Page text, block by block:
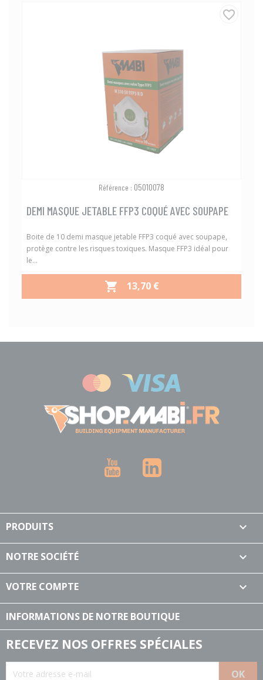
Référence : 05010078
DEMI MASQUE JETABLE FFP3 COQUÉ AVEC SOUPAPE
Boite de 10 demi masque jetable FFP3 coqué avec soupape,
protège contre les risques toxiques. Masque FFP3 idéal pour
le...
 PRIX
13,70 €
favorite_border
YouTube
PRODUITS 
NOTRE SOCIÉTÉ 
VOTRE COMPTE 
INFORMATIONS DE NOTRE BOUTIQUE
RECEVEZ NOS OFFRES SPÉCIALES